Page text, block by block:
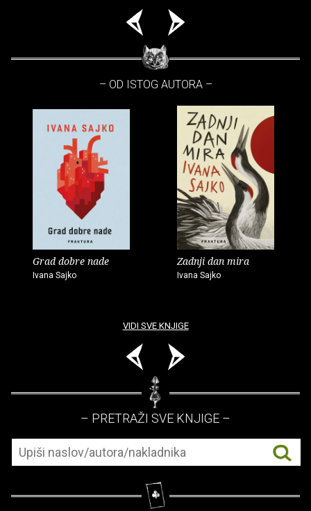
– OD ISTOG AUTORA –
Grad dobre nade
Ivana Sajko
Zadnji dan mira
Ivana Sajko
VIDI SVE KNJIGE
– PRETRAŽI SVE KNJIGE –